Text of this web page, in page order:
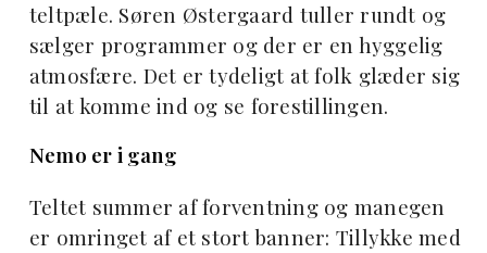
teltpæle. Søren Østergaard tuller rundt og
sælger programmer og der er en hyggelig
atmosfære. Det er tydeligt at folk glæder sig
til at komme ind og se forestillingen.
Nemo er i gang
Teltet summer af forventning og manegen
er omringet af et stort banner: Tillykke med